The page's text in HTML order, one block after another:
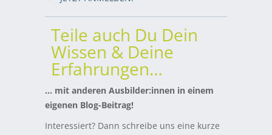
Teile auch Du Dein
Wissen & Deine
Erfahrungen…
… mit anderen Ausbilder:innen in einem
eigenen Blog-Beitrag!
Interessiert? Dann schreibe uns eine kurze